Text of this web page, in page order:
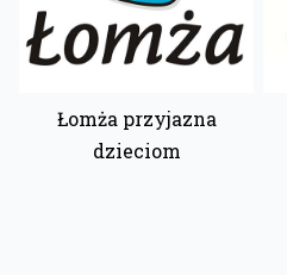
Łomża przyjazna
dzieciom